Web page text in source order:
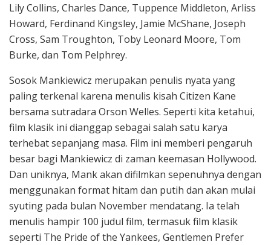
Lily Collins, Charles Dance, Tuppence Middleton, Arliss
Howard, Ferdinand Kingsley, Jamie McShane, Joseph
Cross, Sam Troughton, Toby Leonard Moore, Tom
Burke, dan Tom Pelphrey.
Sosok Mankiewicz merupakan penulis nyata yang
paling terkenal karena menulis kisah Citizen Kane
bersama sutradara Orson Welles. Seperti kita ketahui,
film klasik ini dianggap sebagai salah satu karya
terhebat sepanjang masa. Film ini memberi pengaruh
besar bagi Mankiewicz di zaman keemasan Hollywood.
Dan uniknya, Mank akan difilmkan sepenuhnya dengan
menggunakan format hitam dan putih dan akan mulai
syuting pada bulan November mendatang. Ia telah
menulis hampir 100 judul film, termasuk film klasik
seperti The Pride of the Yankees, Gentlemen Prefer